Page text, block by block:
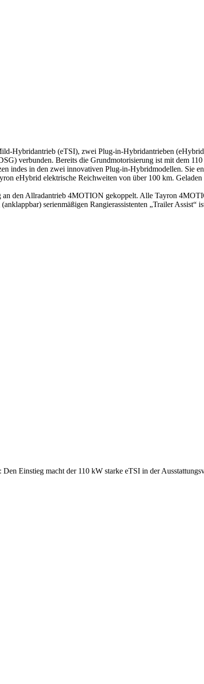
Hybridantrieb (eTSI), zwei Plug-in-Hybridantrieben
verbunden. Bereits die Grundmotorisierung ist mit dem
indes in den zwei innovativen Plug-in-Hybridmodellen. Sie
eHybrid elektrische Reichweiten von über 100 km.
den Allradantrieb 4MOTION gekoppelt. Alle Tayron
serienmäßigen Rangierassistenten „Trailer Assist“
Einstieg macht der 110 kW starke eTSI in der